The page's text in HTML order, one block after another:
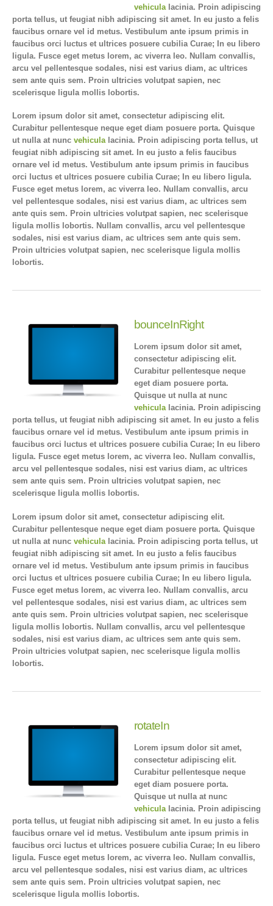
vehicula lacinia. Proin adipiscing
porta tellus, ut feugiat nibh adipiscing sit amet. In eu justo a felis
faucibus ornare vel id metus. Vestibulum ante ipsum primis in
faucibus orci luctus et ultrices posuere cubilia Curae; In eu libero
ligula. Fusce eget metus lorem, ac viverra leo. Nullam convallis,
arcu vel pellentesque sodales, nisi est varius diam, ac ultrices
sem ante quis sem. Proin ultricies volutpat sapien, nec
scelerisque ligula mollis lobortis.
Lorem ipsum dolor sit amet, consectetur adipiscing elit.
Curabitur pellentesque neque eget diam posuere porta. Quisque
ut nulla at nunc vehiculalacinia. Proin adipiscing porta tellus, ut
feugiat nibh adipiscing sit amet. In eu justo a felis faucibus
ornare vel id metus. Vestibulum ante ipsum primis in faucibus
orci luctus et ultrices posuere cubilia Curae; In eu libero ligula.
Fusce eget metus lorem, ac viverra leo. Nullam convallis, arcu
vel pellentesque sodales, nisi est varius diam, ac ultrices sem
ante quis sem. Proin ultricies volutpat sapien, nec scelerisque
ligula mollis lobortis. Nullam convallis, arcu vel pellentesque
sodales, nisi est varius diam, ac ultrices sem ante quis sem.
Proin ultricies volutpat sapien, nec scelerisque ligula mollis
lobortis.
bounceInRight
Lorem ipsum dolor sit amet,
consectetur adipiscing elit.
Curabitur pellentesque neque
eget diam posuere porta.
Quisque ut nulla at nunc
vehiculalacinia. Proin adipiscing
porta tellus, ut feugiat nibh adipiscing sit amet. In eu justo a felis
faucibus ornare vel id metus. Vestibulum ante ipsum primis in
faucibus orci luctus et ultrices posuere cubilia Curae; In eu libero
ligula. Fusce eget metus lorem, ac viverra leo. Nullam convallis,
arcu vel pellentesque sodales, nisi est varius diam, ac ultrices
sem ante quis sem. Proin ultricies volutpat sapien, nec
scelerisque ligula mollis lobortis.
Lorem ipsum dolor sit amet, consectetur adipiscing elit.
Curabitur pellentesque neque eget diam posuere porta. Quisque
ut nulla at nunc vehicula lacinia. Proin adipiscing porta tellus, ut
feugiat nibh adipiscing sit amet. In eu justo a felis faucibus
ornare vel id metus. Vestibulum ante ipsum primis in faucibus
orci luctus et ultrices posuere cubilia Curae; In eu libero ligula.
Fusce eget metus lorem, ac viverra leo. Nullam convallis, arcu
vel pellentesque sodales, nisi est varius diam, ac ultrices sem
ante quis sem. Proin ultricies volutpat sapien, nec scelerisque
ligula mollis lobortis. Nullam convallis, arcu vel pellentesque
sodales, nisi est varius diam, ac ultrices sem ante quis sem.
Proin ultricies volutpat sapien, nec scelerisque ligula mollis
lobortis.
rotateIn
Lorem ipsum dolor sit amet,
consectetur adipiscing elit.
Curabitur pellentesque neque
eget diam posuere porta.
Quisque ut nulla at nunc
vehicula lacinia. Proin adipiscing
porta tellus, ut feugiat nibh adipiscing sit amet. In eu justo a felis
faucibus ornare vel id metus. Vestibulum ante ipsum primis in
faucibus orci luctus et ultrices posuere cubilia Curae; In eu libero
ligula. Fusce eget metus lorem, ac viverra leo. Nullam convallis,
arcu vel pellentesque sodales, nisi est varius diam, ac ultrices
sem ante quis sem. Proin ultricies volutpat sapien, nec
scelerisque ligula mollis lobortis.